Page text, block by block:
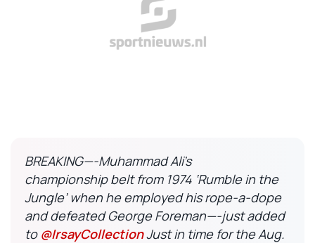
BREAKING—-Muhammad Ali’s
championship belt from 1974 ‘Rumble in the
Jungle’ when he employed his rope-a-dope
and defeated George Foreman—-just added
to @IrsayCollectionJust in time for the Aug.